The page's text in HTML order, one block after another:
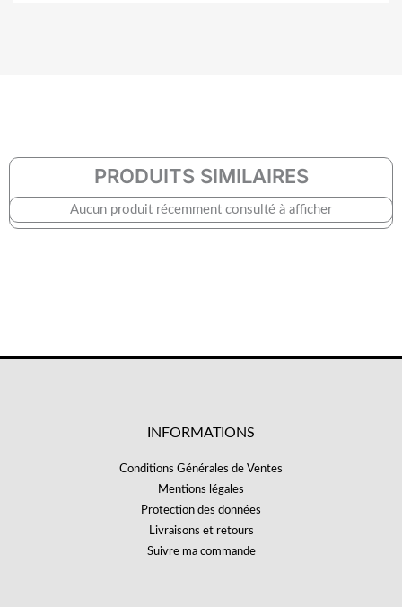
PRODUITS SIMILAIRES
Aucun produit récemment consulté à afficher
INFORMATIONS
Conditions Générales de Ventes
Mentions légales
Protection des données
Livraisons et retours
Suivre ma commande